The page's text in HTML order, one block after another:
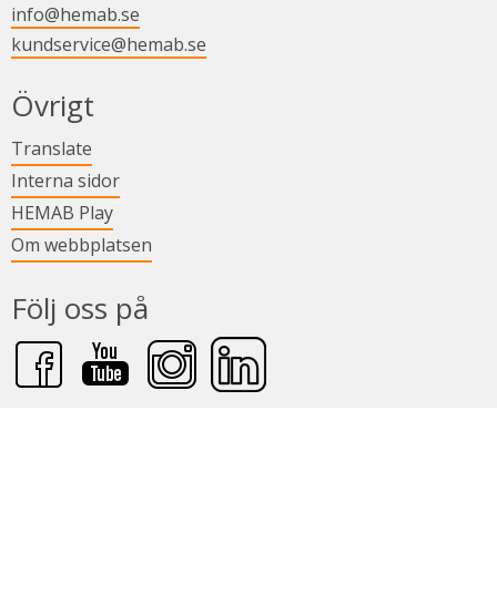
info@hemab.se
kundservice@hemab.se
Övrigt
Translate
Interna sidorLänk till annan webbplats.
HEMAB PlayLänk till annan webbplats.
Om webbplatsen
Följ oss på